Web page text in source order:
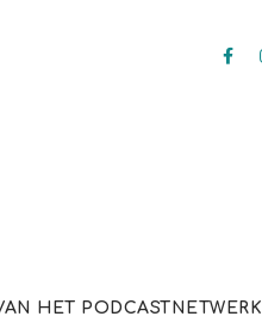
HET PODCASTNETWERK